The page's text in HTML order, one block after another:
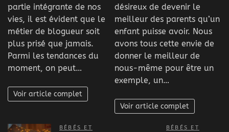
partie intégrante de nos
vies, il est évident que le
métier de blogueur soit
plus prisé que jamais.
Parmi les tendances du
moment, on peut…
Voir article complet
désireux de devenir le
meilleur des parents qu’un
enfant puisse avoir. Nous
avons tous cette envie de
donner le meilleur de
nous-même pour être un
exemple, un…
Voir article complet
BÉBÉS ET
BÉBÉS ET